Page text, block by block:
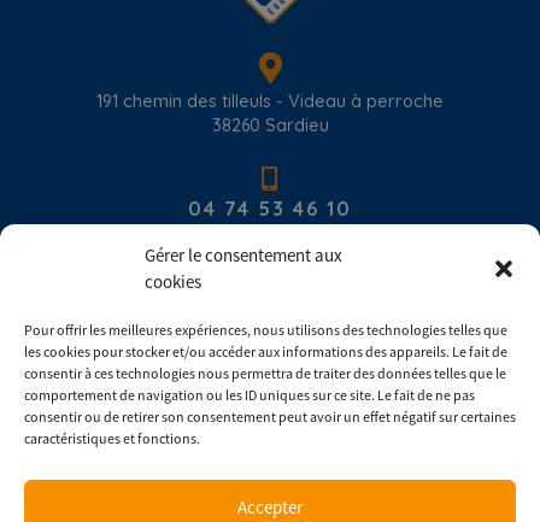
Gérer le consentement aux
cookies
Pour offrir les meilleures expériences, nous utilisons des technologies telles que
les cookies pour stocker et/ou accéder aux informations des appareils. Le fait de
consentir à ces technologies nous permettra de traiter des données telles que le
comportement de navigation ou les ID uniques sur ce site. Le fait de ne pas
consentir ou de retirer son consentement peut avoir un effet négatif sur certaines
caractéristiques et fonctions.
Accepter
191 chemin des tilleuls - Videau à perroche
38260 Sardieu
04 74 53 46 10
contact@com-europ-equipement.com
Du lundi au vendredi : 8h00 - 17h30
Consulter les conditions générales de ventes